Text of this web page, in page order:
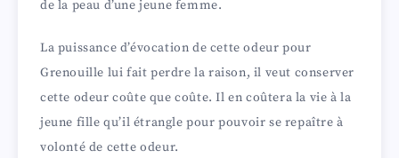
de la peau d’une jeune femme.
La puissance d’évocation de cette odeur pour
Grenouille lui fait perdre la raison, il veut conserver
cette odeur coûte que coûte. Il en coûtera la vie à la
jeune fille qu’il étrangle pour pouvoir se repaître à
volonté de cette odeur.